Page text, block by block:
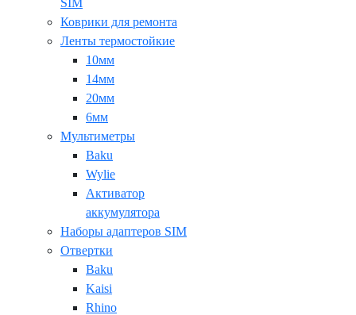
SIM
Коврики для ремонта
Ленты термостойкие
10мм
14мм
20мм
6мм
Мультиметры
Baku
Wylie
Активатор
аккумулятора
Наборы адаптеров SIM
Отвертки
Baku
Kaisi
Rhino